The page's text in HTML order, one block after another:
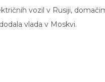
vozil v Rusiji,
vlada v Moskvi.